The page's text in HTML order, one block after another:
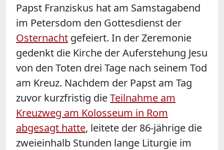
Papst Franziskus hat am Samstagabend
im Petersdom den Gottesdienst der
Osternacht gefeiert. In der Zeremonie
gedenkt die Kirche der Auferstehung Jesu
von den Toten drei Tage nach seinem Tod
am Kreuz. Nachdem der Papst am Tag
zuvor kurzfristig dieTeilnahme am
Kreuzweg am Kolosseum in Rom
abgesagt hatte, leitete der 86-jährige die
zweieinhalb Stunden lange Liturgie im